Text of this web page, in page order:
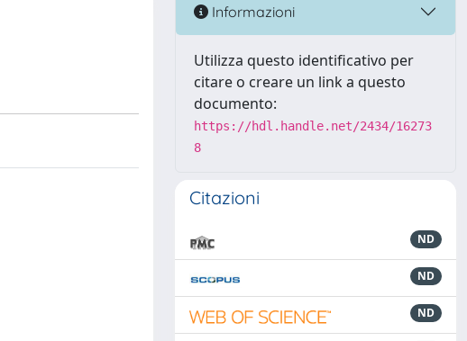
Informazioni
Utilizza questo identificativo per
citare o creare un link a questo
documento:
https://hdl.handle.net/2434/16273
8
Citazioni
ND
ND
ND